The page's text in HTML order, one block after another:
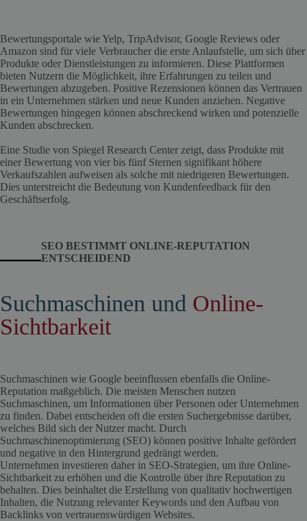
Bewertungsportale wie Yelp, TripAdvisor, Google Reviews oder
Amazon sind für viele Verbraucher die erste Anlaufstelle, um sich über
Produkte oder Dienstleistungen zu informieren. Diese Plattformen
bieten Nutzern die Möglichkeit, ihre Erfahrungen zu teilen und
Bewertungen abzugeben. Positive Rezensionen können das Vertrauen
in ein Unternehmen stärken und neue Kunden anziehen. Negative
Bewertungen hingegen können abschreckend wirken und potenzielle
Kunden abschrecken.
Eine Studie von Spiegel Research Center zeigt, dass Produkte mit
einer Bewertung von vier bis fünf Sternen signifikant höhere
Verkaufszahlen aufweisen als solche mit niedrigeren Bewertungen.
Dies unterstreicht die Bedeutung von Kundenfeedback für den
Geschäftserfolg.
SEO BESTIMMT ONLINE-REPUTATION
ENTSCHEIDEND
Suchmaschinen und Online-
Sichtbarkeit
Suchmaschinen wie Google beeinflussen ebenfalls die Online-
Reputation maßgeblich. Die meisten Menschen nutzen
Suchmaschinen, um Informationen über Personen oder Unternehmen
zu finden. Dabei entscheiden oft die ersten Suchergebnisse darüber,
welches Bild sich der Nutzer macht. Durch
Suchmaschinenoptimierung (SEO) können positive Inhalte gefördert
und negative in den Hintergrund gedrängt werden.
Unternehmen investieren daher in SEO-Strategien, um ihre Online-
Sichtbarkeit zu erhöhen und die Kontrolle über ihre Reputation zu
behalten. Dies beinhaltet die Erstellung von qualitativ hochwertigen
Inhalten, die Nutzung relevanter Keywords und den Aufbau von
Backlinks von vertrauenswürdigen Websites.